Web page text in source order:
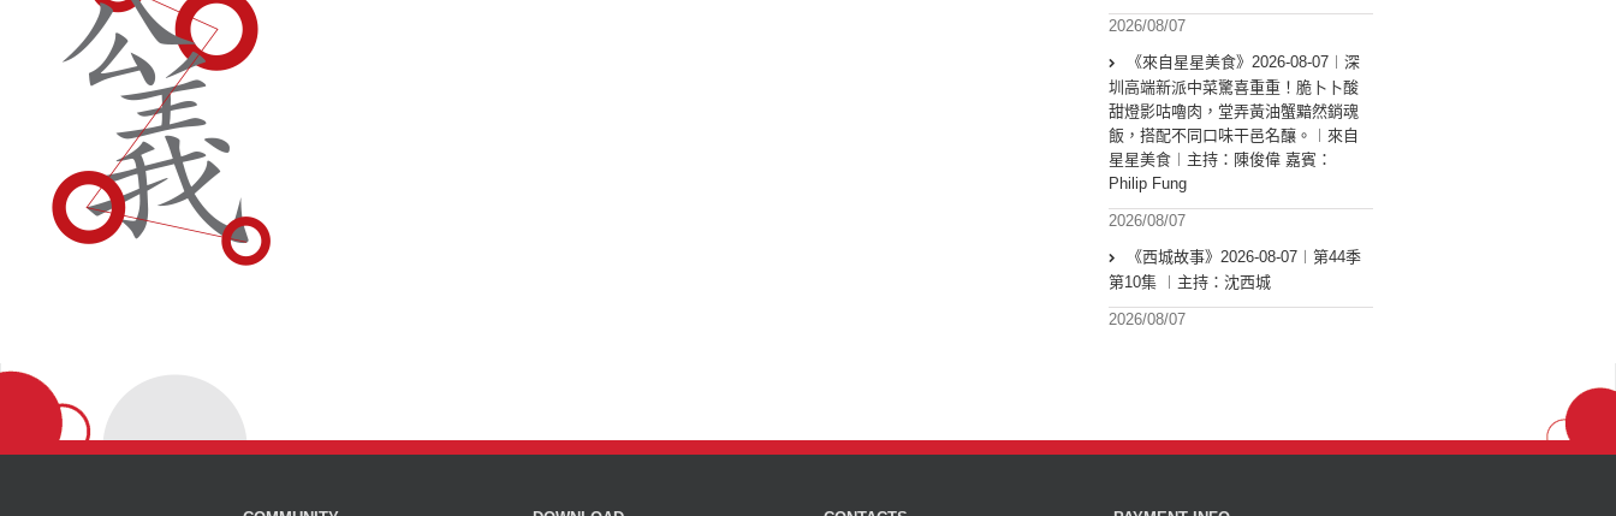
2026/08/07
《來自星星美食》2026-08-07︱深
圳高端新派中菜驚喜重重！脆卜卜酸
甜燈影咕嚕肉，堂弄黃油蟹黯然銷魂
飯，搭配不同口味干邑名釀。︱來自
星星美食︱主持：陳俊偉 嘉賓：
Philip Fung
2026/08/07
《西城故事》2026-08-07︱第44季
第10集 ︱主持：沈西城
2026/08/07